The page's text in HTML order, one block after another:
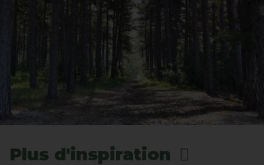
Plus d'inspiration